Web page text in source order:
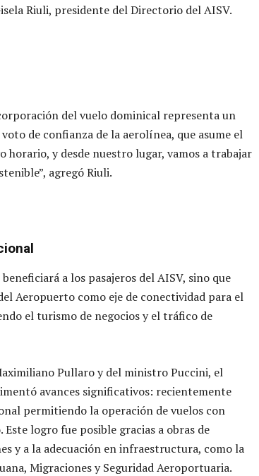
Riuli, presidente del Directorio del AISV.
del vuelo dominical representa un
de confianza de la aerolínea, que asume el
horario, y desde nuestro lugar, vamos a trabajar
agregó Riuli.
a los pasajeros del AISV, sino que
Aeropuerto como eje de conectividad para el
el turismo de negocios y el tráfico de
Pullaro y del ministro Puccini, el
avances significativos: recientemente
permitiendo la operación de vuelos con
logro fue posible gracias a obras de
y a la adecuación en infraestructura, como la
Migraciones y Seguridad Aeroportuaria.